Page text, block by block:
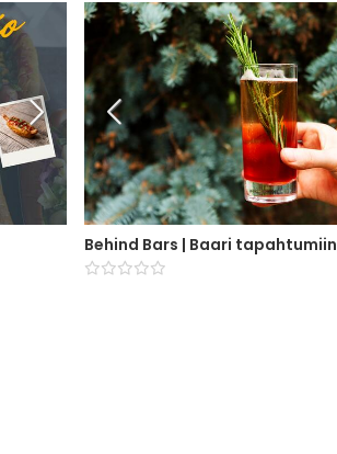
Behind Bars | Baari tapahtumiin